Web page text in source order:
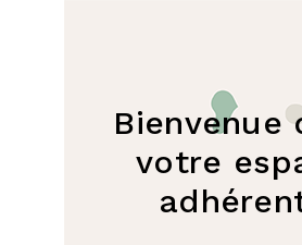
Bienvenue
votre